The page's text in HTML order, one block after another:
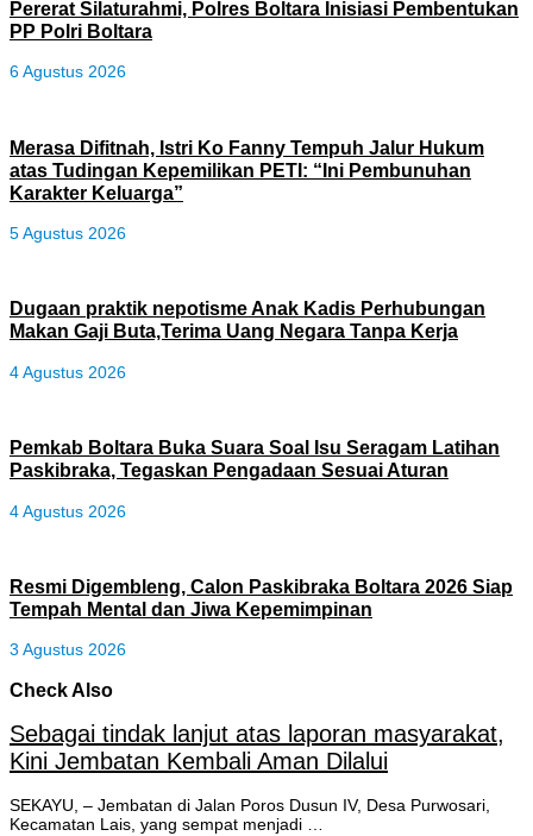
Pererat Silaturahmi, Polres Boltara Inisiasi Pembentukan
PP Polri Boltara
6 Agustus 2026
Merasa Difitnah, Istri Ko Fanny Tempuh Jalur Hukum
atas Tudingan Kepemilikan PETI: “Ini Pembunuhan
Karakter Keluarga”
5 Agustus 2026
Dugaan praktik nepotisme Anak Kadis Perhubungan
Makan Gaji Buta,Terima Uang Negara Tanpa Kerja
4 Agustus 2026
Pemkab Boltara Buka Suara Soal Isu Seragam Latihan
Paskibraka, Tegaskan Pengadaan Sesuai Aturan
4 Agustus 2026
Resmi Digembleng, Calon Paskibraka Boltara 2026 Siap
Tempah Mental dan Jiwa Kepemimpinan
3 Agustus 2026
Check Also
Sebagai tindak lanjut atas laporan masyarakat,
Kini Jembatan Kembali Aman Dilalui
SEKAYU, – Jembatan di Jalan Poros Dusun IV, Desa Purwosari,
Kecamatan Lais, yang sempat menjadi …